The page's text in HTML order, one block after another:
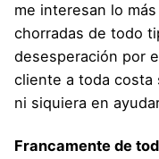
me interesan lo
chorradas de todo
desesperación por
cliente a toda costa
ni siquiera en
Francamente de